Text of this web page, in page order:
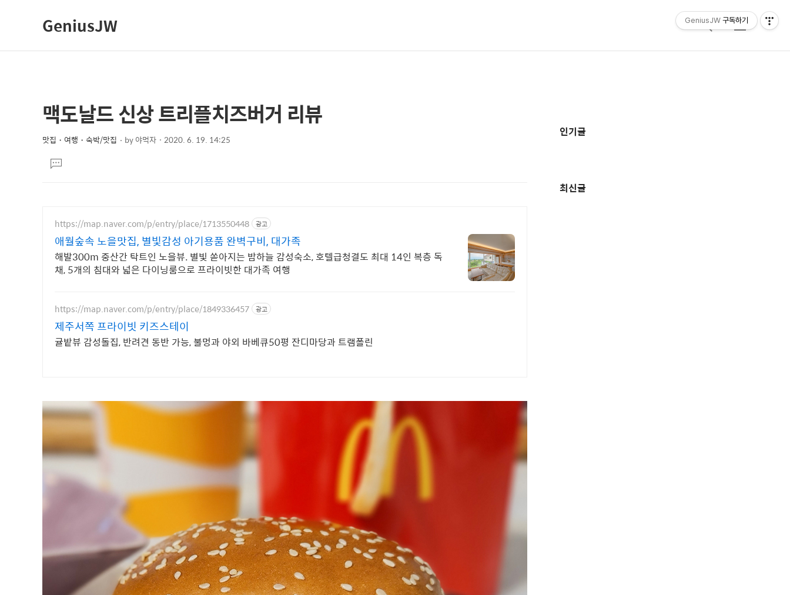
GeniusJW
검
메
상
컨
텐
본
문
제
맥도날드 신상 트리플치즈버거 리뷰
맛집・여행・숙박/맛집 by야먹자 2020. 6. 19. 14:25
문댓
글
https://map.naver.com/p/entry/place/1713550448 광고
애월숲속 노을맛집, 별빛감성 아기용품 완벽구비, 대가족
해발300m 중산간 탁트인 노을뷰. 별빛 쏟아지는 밤하늘 감성숙소, 호텔급청결도 최대 14인 복층 독
채, 5개의 침대와 넓은 다이닝룸으로 프라이빗한 대가족 여행
https://map.naver.com/p/entry/place/1849336457 광고
제주서쪽 프라이빗 키즈스테이
귤밭뷰 감성돌집, 반려견 동반 가능, 불멍과 야외 바베큐50평 잔디마당과 트램폴린
가
인기글
최신글
GeniusJW 구독하기